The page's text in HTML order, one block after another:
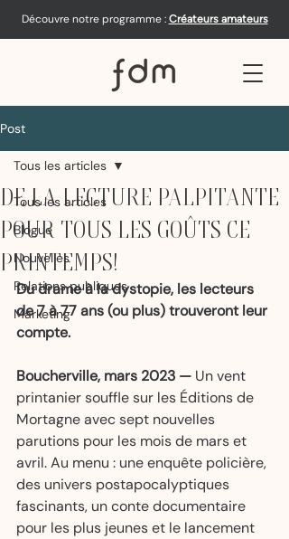
Découvre notre programme : Créateurs amateurs
Post
Tous les articles
Blogue
Nouvelles
Relations publiques
Marketing
Tous les articles
DE LA LECTURE PALPITANTE
POUR TOUS LES GOÛTS CE
PRINTEMPS!
Du drame à la dystopie, les lecteurs
de 7 à 77 ans (ou plus) trouveront leur
compte.
Boucherville, mars 2023 — Un vent
printanier souffle sur les Éditions de
Mortagne avec sept nouvelles
parutions pour les mois de mars et
avril. Au menu : une enquête policière,
des univers postapocalyptiques
fascinants, un conte documentaire
pour les plus jeunes et le lancement